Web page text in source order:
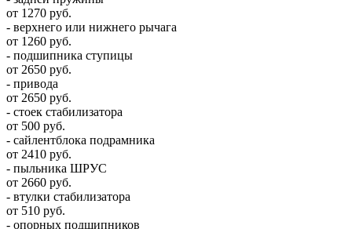
от 1270 руб.
- верхнего или нижнего рычага
от 1260 руб.
- подшипника ступицы
от 2650 руб.
- привода
от 2650 руб.
- стоек стабилизатора
от 500 руб.
- сайлентблока подрамника
от 2410 руб.
- пыльника ШРУС
от 2660 руб.
- втулки стабилизатора
от 510 руб.
- опорных подшипников